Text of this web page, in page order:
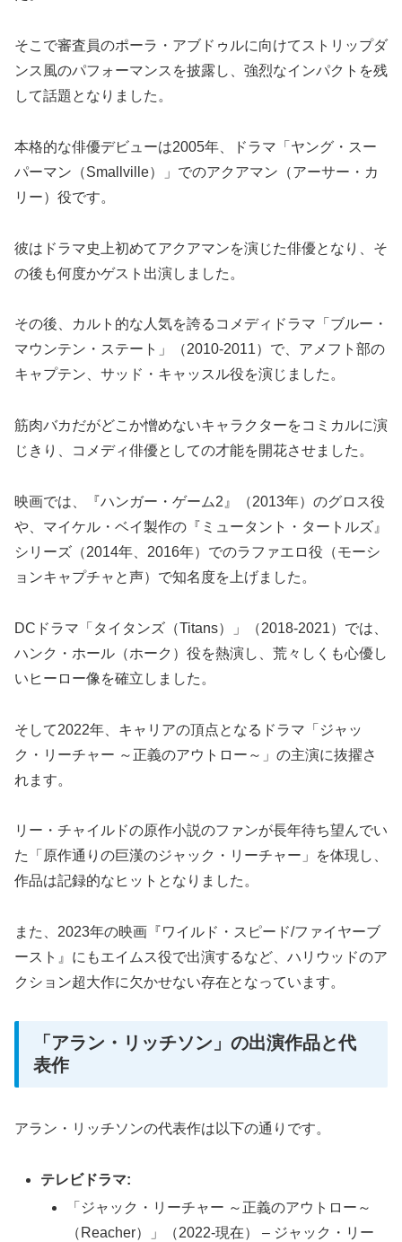
そこで審査員のポーラ・アブドゥルに向けてストリップダ
ンス風のパフォーマンスを披露し、強烈なインパクトを残
して話題となりました。
本格的な俳優デビューは2005年、ドラマ「ヤング・スー
パーマン（Smallville）」でのアクアマン（アーサー・カ
リー）役です。
彼はドラマ史上初めてアクアマンを演じた俳優となり、そ
の後も何度かゲスト出演しました。
その後、カルト的な人気を誇るコメディドラマ「ブルー・
マウンテン・ステート」（2010-2011）で、アメフト部の
キャプテン、サッド・キャッスル役を演じました。
筋肉バカだがどこか憎めないキャラクターをコミカルに演
じきり、コメディ俳優としての才能を開花させました。
映画では、『ハンガー・ゲーム2』（2013年）のグロス役
や、マイケル・ベイ製作の『ミュータント・タートルズ』
シリーズ（2014年、2016年）でのラファエロ役（モーシ
ョンキャプチャと声）で知名度を上げました。
DCドラマ「タイタンズ（Titans）」（2018-2021）では、
ハンク・ホール（ホーク）役を熱演し、荒々しくも心優し
いヒーロー像を確立しました。
そして2022年、キャリアの頂点となるドラマ「ジャッ
ク・リーチャー ～正義のアウトロー～」の主演に抜擢さ
れます。
リー・チャイルドの原作小説のファンが長年待ち望んでい
た「原作通りの巨漢のジャック・リーチャー」を体現し、
作品は記録的なヒットとなりました。
また、2023年の映画『ワイルド・スピード/ファイヤーブ
ースト』にもエイムス役で出演するなど、ハリウッドのア
クション超大作に欠かせない存在となっています。
「アラン・リッチソン」の出演作品と代
表作
アラン・リッチソンの代表作は以下の通りです。
テレビドラマ:
「ジャック・リーチャー ～正義のアウトロー～
（Reacher）」（2022-現在） – ジャック・リー